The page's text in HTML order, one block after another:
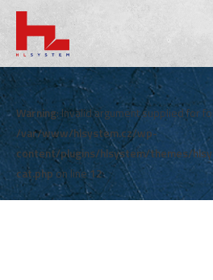
Warning: Invalid argument supplied for
/var/www/hlsystem.cz/wp-
content/plugins/hlsystem/themes/
cat.phpon line12